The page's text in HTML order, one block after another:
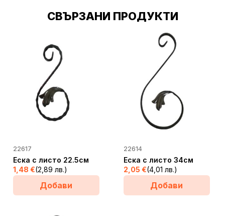
СВЪРЗАНИ ПРОДУКТИ
22617
Еска с листо 22.5см
1,48 €(2,89 лв.)
Добави
22614
Еска с листо 34см
2,05 €(4,01 лв.)
Добави